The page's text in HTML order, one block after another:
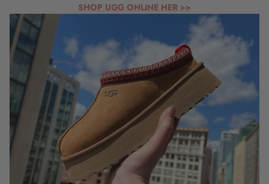
Luna Moon Clothing
Luna Moon Tasker
Maison Hotel
Markberg Tasker
My Essential Wardrobe
Notyz
Accessories
Shop efter FARVER
Gavekort
Miljøpolitik
Køb gavekort
Tips om vask af tøj
Undgå fejlkøb på nettet
Online Datapolitik
Størrelsesguider
Ny
SHOP UGG ONLINE HER >>